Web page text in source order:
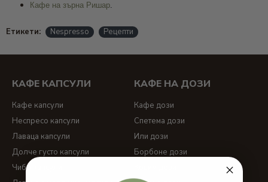
Кафе на зърна Ришар.
Етикети: Nespresso Рецепти
КАФЕ КАПСУЛИ
Кафе капсули
Неспресо капсули
Лаваца капсули
Долче густо капсули
Чибо капсули
КАФЕ НА ДОЗИ
Кафе дози
Спетема дози
Или дози
Борбоне дози